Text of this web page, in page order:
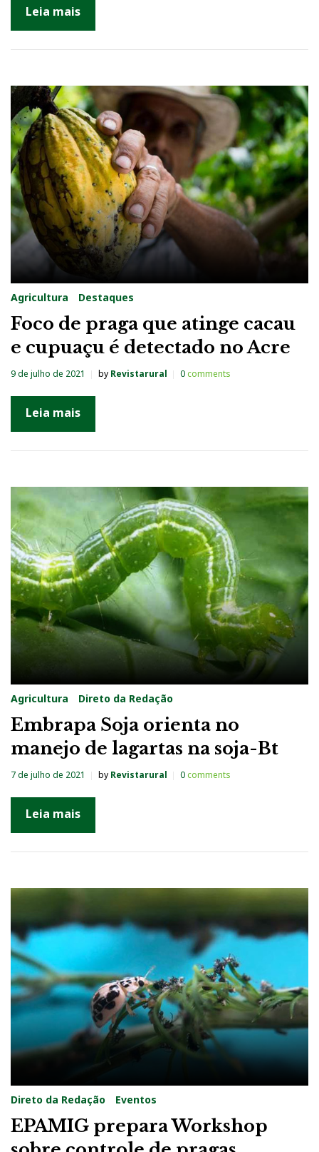
Leia mais
Agricultura Destaques
Foco de praga que atinge cacau
e cupuaçu é detectado no Acre
9 de julho de 2021 by Revistarural 0comments
Leia mais
Agricultura Direto da Redação
Embrapa Soja orienta no
manejo de lagartas na soja-Bt
7 de julho de 2021 by Revistarural 0comments
Leia mais
Direto da Redação Eventos
EPAMIG prepara Workshop